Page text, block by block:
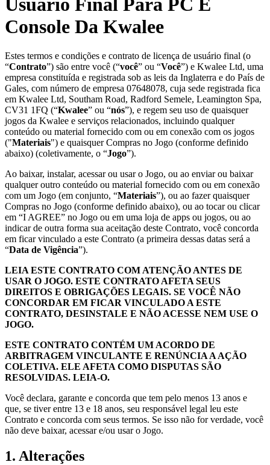
Console Da Kwalee
Estes termos e condições e contrato de licença de usuário final (o
“Contrato”) são entre você (“você” ou “Você”) e Kwalee Ltd, uma
empresa constituída e registrada sob as leis da Inglaterra e do País de
Gales, com número de empresa 07648078, cuja sede registrada fica
em Kwalee Ltd, Southam Road, Radford Semele, Leamington Spa,
CV31 1FQ (“Kwalee” ou “nós”), e regem seu uso de quaisquer
jogos da Kwalee e serviços relacionados, incluindo qualquer
conteúdo ou material fornecido com ou em conexão com os jogos
("Materiais") e quaisquer Compras no Jogo (conforme definido
abaixo) (coletivamente, o “Jogo”).
Ao baixar, instalar, acessar ou usar o Jogo, ou ao enviar ou baixar
qualquer outro conteúdo ou material fornecido com ou em conexão
com um Jogo (em conjunto, “Materiais”), ou ao fazer quaisquer
Compras no Jogo (conforme definido abaixo), ou ao tocar ou clicar
em “I AGREE” no Jogo ou em uma loja de apps ou jogos, ou ao
indicar de outra forma sua aceitação deste Contrato, você concorda
em ficar vinculado a este Contrato (a primeira dessas datas será a
“Data de Vigência”).
LEIA ESTE CONTRATO COM ATENÇÃO ANTES DE
USAR O JOGO. ESTE CONTRATO AFETA SEUS
DIREITOS E OBRIGAÇÕES LEGAIS. SE VOCÊ NÃO
CONCORDAR EM FICAR VINCULADO A ESTE
CONTRATO, DESINSTALE E NÃO ACESSE NEM USE O
JOGO.
ESTE CONTRATO CONTÉM UM ACORDO DE
ARBITRAGEM VINCULANTE E RENÚNCIA A AÇÃO
COLETIVA. ELE AFETA COMO DISPUTAS SÃO
RESOLVIDAS. LEIA-O.
Você declara, garante e concorda que tem pelo menos 13 anos e
que, se tiver entre 13 e 18 anos, seu responsável legal leu este
Contrato e concorda com seus termos. Se isso não for verdade, você
não deve baixar, acessar e/ou usar o Jogo.
1. Alterações